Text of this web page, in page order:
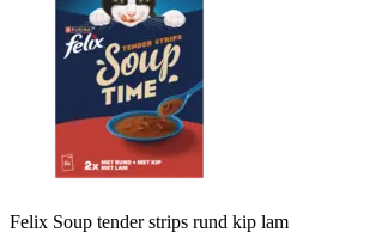
Felix Soup tender strips rund kip lam